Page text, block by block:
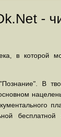
-
в которой
В